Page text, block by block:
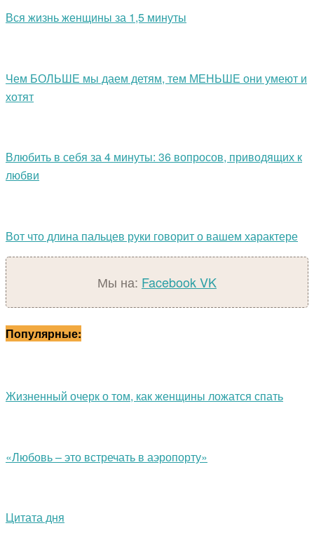
Вся жизнь женщины за 1,5 минуты
Чем БОЛЬШЕ мы даем детям, тем МЕНЬШЕ они умеют и
хотят
Влюбить в себя за 4 минуты: 36 вопросов, приводящих к
любви
Вот что длина пальцев руки говорит о вашем характере
Мы на: FacebookVK
Популярные:
Жизненный очерк о том, как женщины ложатся спать
«Любовь – это встречать в аэропорту»
Цитата дня